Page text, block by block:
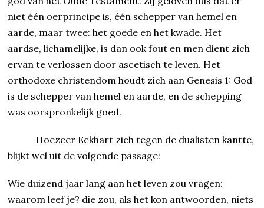
niet één oerprincipe is, één schepper van hemel en
aarde, maar twee: het goede en het kwade. Het
aardse, lichamelijke, is dan ook fout en men dient zich
ervan te verlossen door ascetisch te leven. Het
orthodoxe christendom houdt zich aan Genesis 1: God
is de schepper van hemel en aarde, en de schepping
was oorspronkelijk goed.
Hoezeer Eckhart zich tegen de dualisten kantte,
blijkt wel uit de volgende passage:
Wie duizend jaar lang aan het leven zou vragen:
waarom leef je? die zou, als het kon ant­woor­den, niets